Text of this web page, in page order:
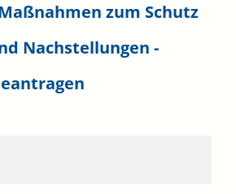
zum Schutz
Nachstellungen -